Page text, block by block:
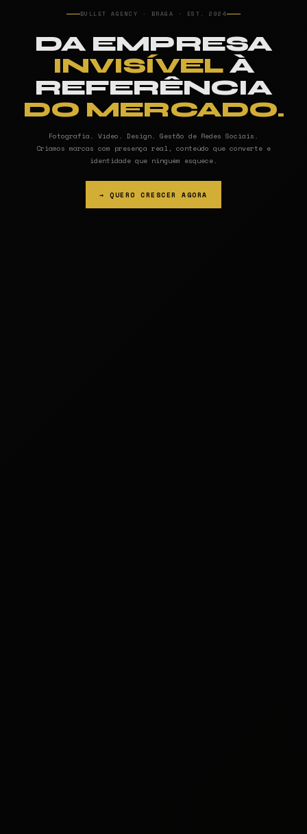
BULLET AGENCY · BRAGA · EST. 2024
DA EMPRESA
INVISÍVEL À
REFERÊNCIA
DO MERCADO.
Fotografia. Vídeo. Design. Gestão de Redes Sociais.
Criamos marcas com presença real, conteúdo que converte e
identidade que ninguém esquece.
→ QUERO CRESCER AGORA